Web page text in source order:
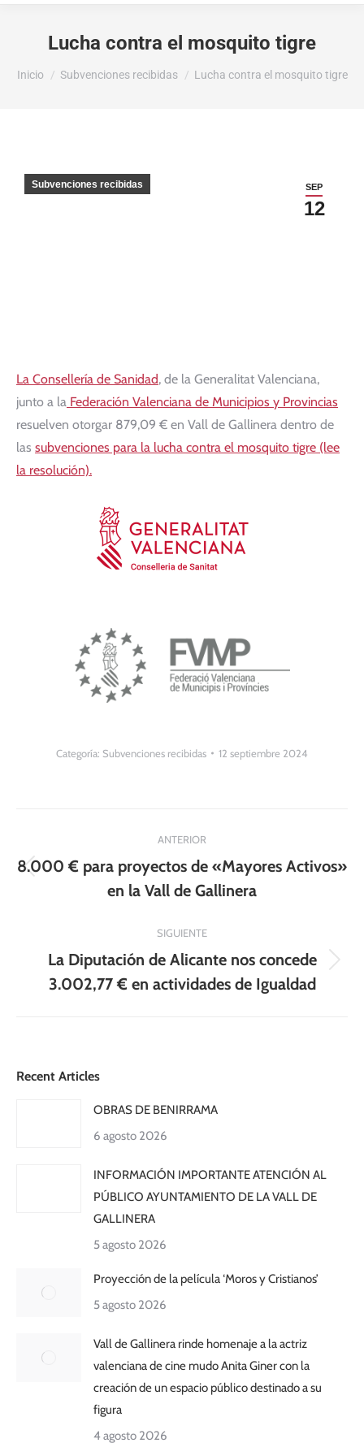
Lucha contra el mosquito tigre
Estás aquí:
Inicio Subvenciones recibidas Lucha contra el mosquito tigre
SEP
12
Subvenciones recibidas
La Consellería de Sanidad, de la Generalitat Valenciana,
junto a la Federación Valenciana de Municipios y Provincias
resuelven otorgar 879,09 € en Vall de Gallinera dentro de
las subvenciones para la lucha contra el mosquito tigre (lee
la resolución).
Categoría: Subvenciones recibidas 12 septiembre 2024
entre
publicaciones
ANTERIOR
Publicación
anterior:
8.000 € para proyectos de «Mayores Activos»
en la Vall de Gallinera
SIGUIENTE
Publicación
siguiente:
La Diputación de Alicante nos concede
3.002,77 € en actividades de Igualdad
Recent Articles
OBRAS DE BENIRRAMA
6 agosto 2026
INFORMACIÓN IMPORTANTE ATENCIÓN AL
PÚBLICO AYUNTAMIENTO DE LA VALL DE
GALLINERA
5 agosto 2026
Proyección de la película ‘Moros y Cristianos’
5 agosto 2026
Vall de Gallinera rinde homenaje a la actriz
valenciana de cine mudo Anita Giner con la
creación de un espacio público destinado a su
figura
4 agosto 2026